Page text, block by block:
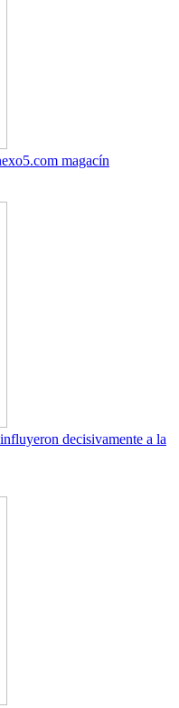
magacín
decisivamente a la